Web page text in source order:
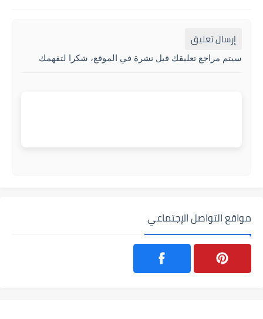
إرسال تعليق
سيتم مراجع تعليقك قبل نشرة في الموقع، شكرا لتفهمك
مواقع التواصل الإجتماعي